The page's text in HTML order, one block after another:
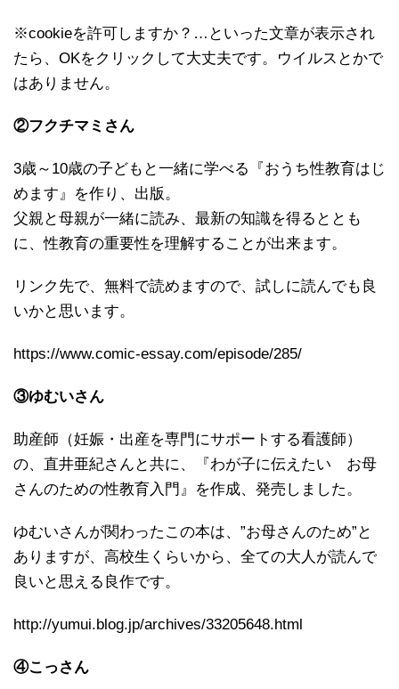
※cookieを許可しますか？…といった文章が表示され
たら、OKをクリックして大丈夫です。ウイルスとかで
はありません。
②フクチマミさん
3歳～10歳の子どもと一緒に学べる『おうち性教育はじ
めます』を作り、出版。
父親と母親が一緒に読み、最新の知識を得るととも
に、性教育の重要性を理解することが出来ます。
リンク先で、無料で読めますので、試しに読んでも良
いかと思います。
https://www.comic-essay.com/episode/285/
③ゆむいさん
助産師（妊娠・出産を専門にサポートする看護師）
の、直井亜紀さんと共に、『わが子に伝えたい お母
さんのための性教育入門』を作成、発売しました。
ゆむいさんが関わったこの本は、”お母さんのため”と
ありますが、高校生くらいから、全ての大人が読んで
良いと思える良作です。
http://yumui.blog.jp/archives/33205648.html
④こっさん